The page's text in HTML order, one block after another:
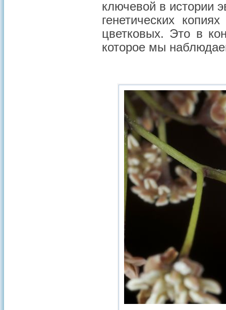
ключевой в истории
генетических
цветковых. Это в
которое мы